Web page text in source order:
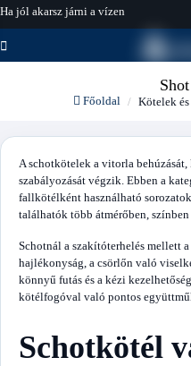
hajo-felszereles.hu
Főoldal Kötelek
A schotkötelek a vitorla behúzását,
szabályozását végzik. Ebben a
fallkötélként használható
találhatók több átmérőben, színben
Schotnál a szakítóterhelés mellett
hajlékonyság, a csörlőn való
könnyű futás és a kézi
kötélfogóval való pontos
Schotkötél